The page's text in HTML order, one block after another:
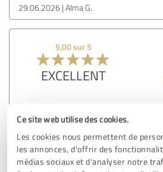
Ce site web utilise des cookies.
Les cookies nous permettent de
les annonces, d'offrir des
médias sociaux et d'analyser notre
29.06.2026 Alma G.
5,00 sur 5
EXCELLENT
toujours rapidement ! J'y fais mes
années.
Montrer l'original